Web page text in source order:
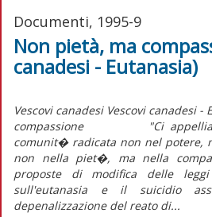
Documenti, 1995-9
Non pietà, ma
canadesi - Eutanasia)
Vescovi canadesi Vescovi canadesi
compassione "Ci
comunit� radicata non nel potere,
non nella piet�, ma nella
proposte di modifica delle
sull'eutanasia e il suicidio
depenalizzazione del reato di...